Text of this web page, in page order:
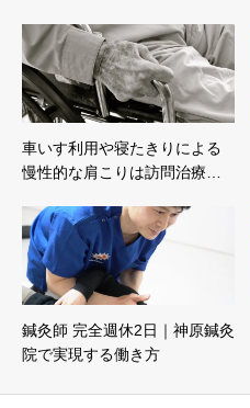
車いす利用や寝たきりによる
慢性的な肩こりは訪問治療…
鍼灸師 完全週休2日｜神原鍼灸
院で実現する働き方